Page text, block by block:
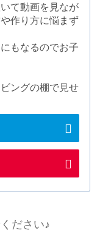
て動画を見なが
作り方に悩まず
もなるのでお子
ングの棚で見せ
ださい♪